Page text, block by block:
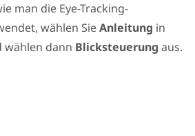
man die Eye-Tracking-
wählen SieAnleitung in
wählen dann Blicksteuerung aus.